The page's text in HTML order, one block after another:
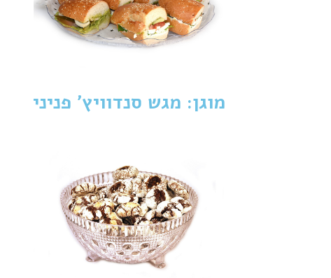
מוגן: מגש סנדוויץ' פניני